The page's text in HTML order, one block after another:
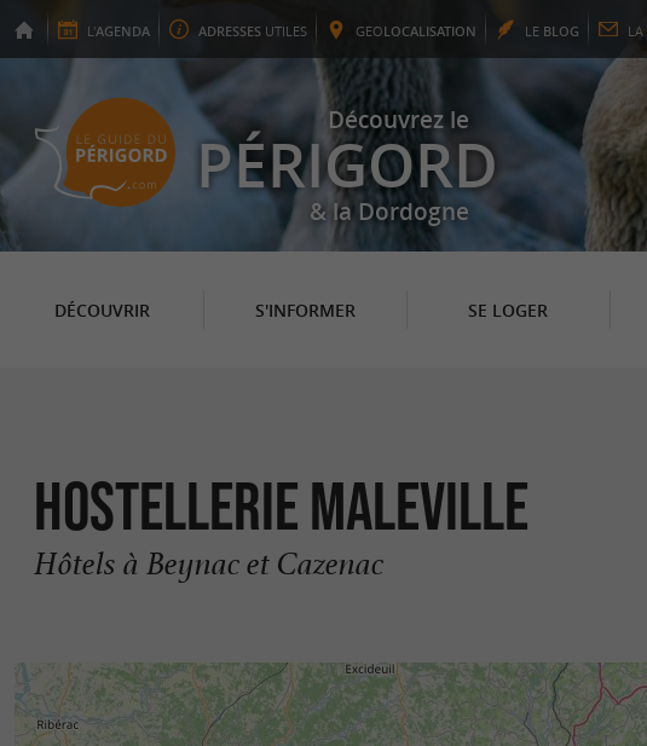
L'AGENDA ADRESSES UTILES GEOLOCALISATION LE BLOG LA
Découvrez le
PÉRIGORD
& la Dordogne
DÉCOUVRIR S'INFORMER SE LOGER
Hostellerie Maleville
Hôtels à Beynac et Cazenac